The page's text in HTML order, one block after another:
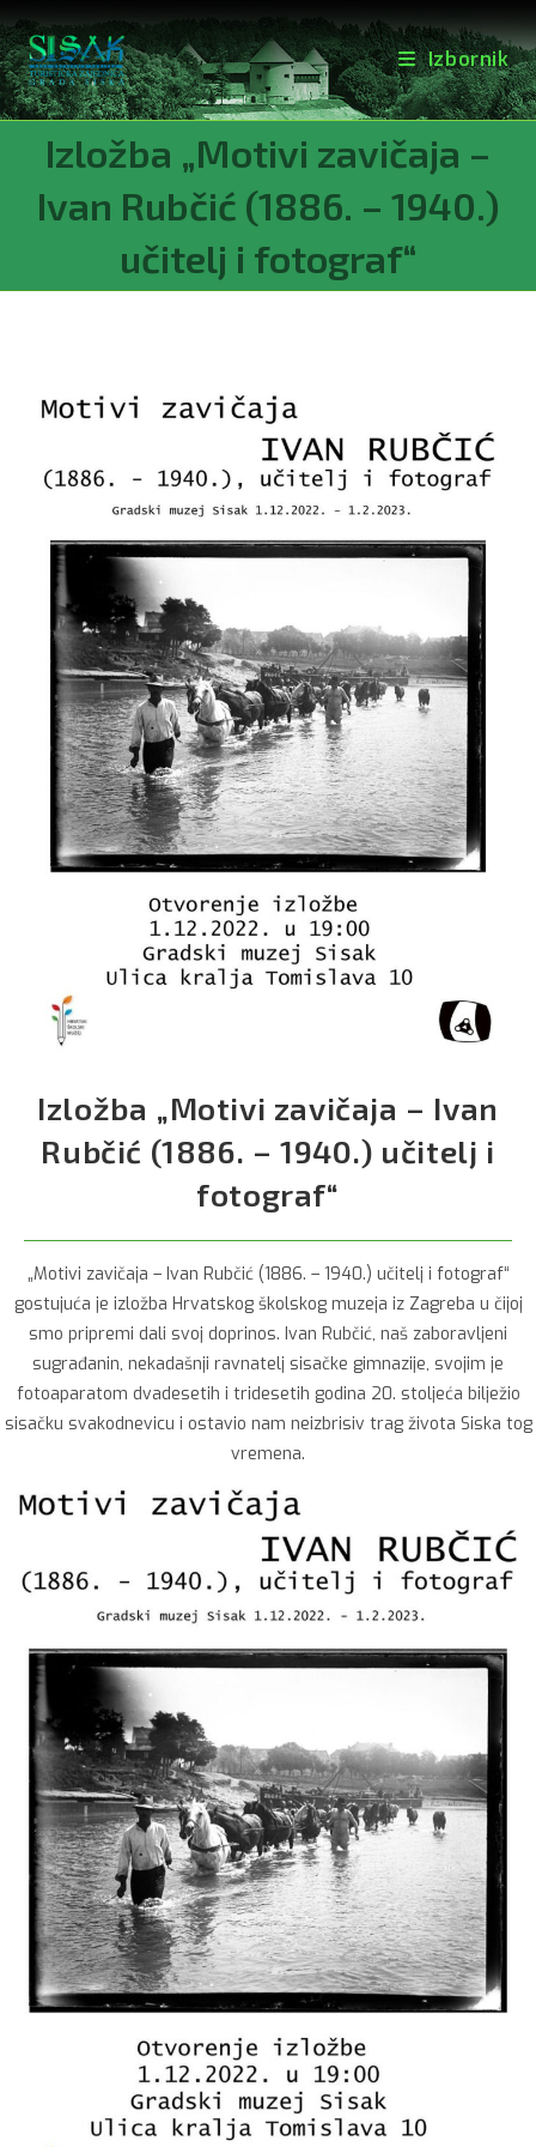
sadržaj
Izbornik
Izložba „Motivi zavičaja –
Ivan Rubčić (1886. – 1940.)
učitelj i fotograf“
Izložba „Motivi zavičaja – Ivan
Rubčić (1886. – 1940.) učitelj i
fotograf“
„Motivi zavičaja – Ivan Rubčić (1886. – 1940.) učitelj i fotograf“
gostujuća je izložba Hrvatskog školskog muzeja iz Zagreba u čijoj
smo pripremi dali svoj doprinos. Ivan Rubčić, naš zaboravljeni
sugrađanin, nekadašnji ravnatelj sisačke gimnazije, svojim je
fotoaparatom dvadesetih i tridesetih godina 20. stoljeća bilježio
sisačku svakodnevicu i ostavio nam neizbrisiv trag života Siska tog
vremena.